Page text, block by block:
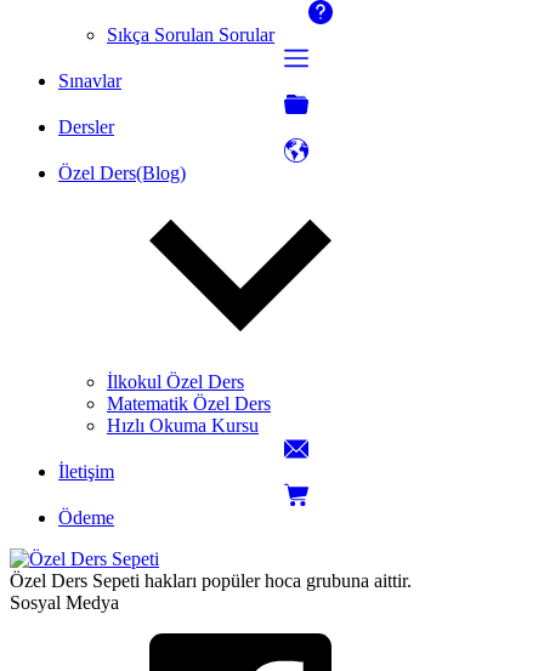
Sıkça Sorulan Sorular
Sınavlar
Dersler
Özel Ders(Blog)
İlkokul Özel Ders
Matematik Özel Ders
Hızlı Okuma Kursu
İletişim
Ödeme
Özel Ders Sepeti hakları popüler hoca grubuna aittir.
Sosyal Medya